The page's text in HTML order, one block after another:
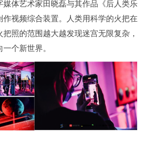
媒体艺术家田晓磊与其作品《后人类乐
作视频综合装置。人类用科学的火把在
照的范围越大越发现迷宫无限复杂，
个新世界。